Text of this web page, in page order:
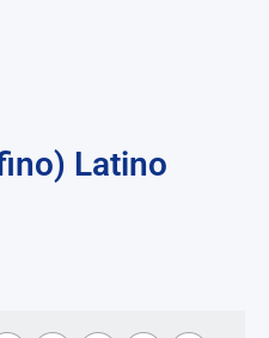
Latino